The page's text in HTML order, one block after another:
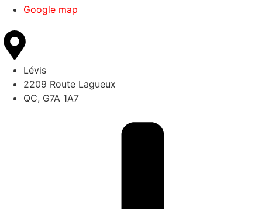
Google map
Lévis
2209 Route Lagueux
QC, G7A 1A7